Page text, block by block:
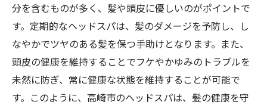
分を含むものが多く、髪や頭皮に優しいのがポイントで
す。定期的なヘッドスパは、髪のダメージを予防し、し
なやかでツヤのある髪を保つ手助けとなります。また、
頭皮の健康を維持することでフケやかゆみのトラブルを
未然に防ぎ、常に健康な状態を維持することが可能で
す。このように、高崎市のヘッドスパは、髪の健康を守